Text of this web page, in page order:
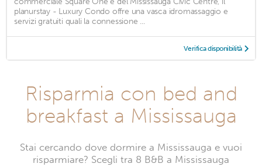
planurstay - Luxury Condo offre una vasca idromassaggio e
servizi gratuiti quali la connessione ...
Verifica disponibilità
Risparmia con bed and
breakfast a Mississauga
Stai cercando dove dormire a Mississauga e vuoi
risparmiare? Scegli tra 8 B&B a Mississauga